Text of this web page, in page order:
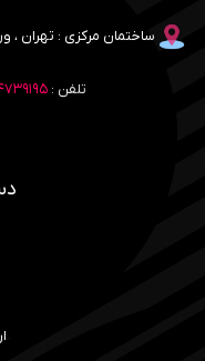
ساختمان مرکزی : تهران ،
تلفن :۴۴۷۳۹۱۹۵